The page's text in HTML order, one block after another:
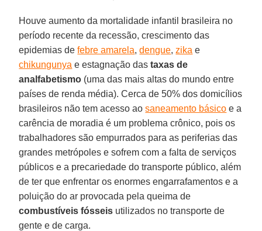
Houve aumento da mortalidade infantil brasileira no
período recente da recessão, crescimento das
epidemias defebre amarela,dengue,zika e
chikungunya e estagnação dastaxas de
analfabetismo (uma das mais altas do mundo entre
países de renda média). Cerca de 50% dos domicílios
brasileiros não tem acesso aosaneamento básico e a
carência de moradia é um problema crônico, pois os
trabalhadores são empurrados para as periferias das
grandes metrópoles e sofrem com a falta de serviços
públicos e a precariedade do transporte público, além
de ter que enfrentar os enormes engarrafamentos e a
poluição do ar provocada pela queima de
combustíveis fósseis utilizados no transporte de
gente e de carga.